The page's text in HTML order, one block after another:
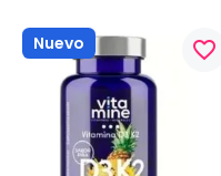
Nuevo favorite_border